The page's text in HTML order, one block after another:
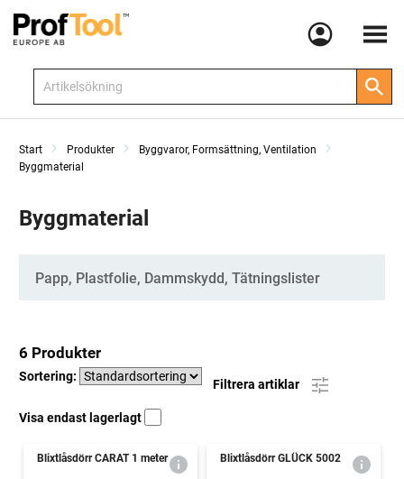
Meny
Start Produkter
Byggvaror, Formsättning, Ventilation
Byggmaterial
Byggmaterial
Kategorier
Papp, Plastfolie, Dammskydd, Tätningslister
6 Produkter
Sortering:
Filtrera artiklar
Visa endast lagerlagt
Blixtlåsdörr CARAT 1 meter Blixtlåsdörr GLÜCK 5002